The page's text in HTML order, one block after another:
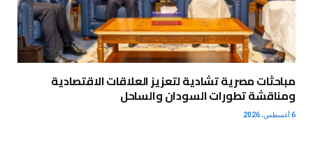
مباحثات مصرية تشادية لتعزيز العلاقات الاقتصادية
ومناقشة تطورات السودان والساحل
6 أغسطس، 2026